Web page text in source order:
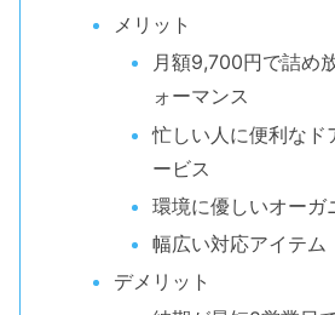
メリット
月額9,700円で詰め
ォーマンス
忙しい人に便利なド
ービス
環境に優しいオーガ
幅広い対応アイテム
デメリット